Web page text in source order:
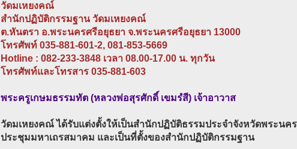
วัดมเหยงคณ์
สำนักปฏิบัติกรรมฐาน วัดมเหยงคณ์
ต.หันตรา อ.พระนครศรีอยุธยา จ.พระนครศรีอยุธยา 13000
โทรศัพท์ 035-881-601-2, 081-853-5669
Hotline : 082-233-3848 เวลา 08.00-17.00 น. ทุกวัน
โทรศัพท์และโทรสาร 035-881-603
พระครูเกษมธรรมทัต (หลวงพ่อสุรศักดิ์ เขมรํสี) เจ้าอาวาส
วัดมเหยงคณ์ ได้รับแต่งตั้งให้เป็นสำนักปฏิบัติธรรมประจำจังหวัดพระนค
ประชุมมหาเถรสมาคม และเป็นที่ตั้งของสำนักปฏิบัติกรรมฐาน